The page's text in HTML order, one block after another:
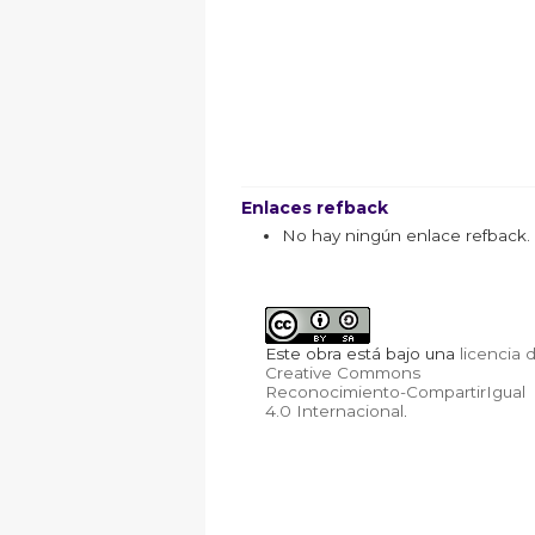
Enlaces refback
No hay ningún enlace refback.
Este obra está bajo una licencia
Creative Commons
Reconocimiento-CompartirIgual
4.0 Internacional